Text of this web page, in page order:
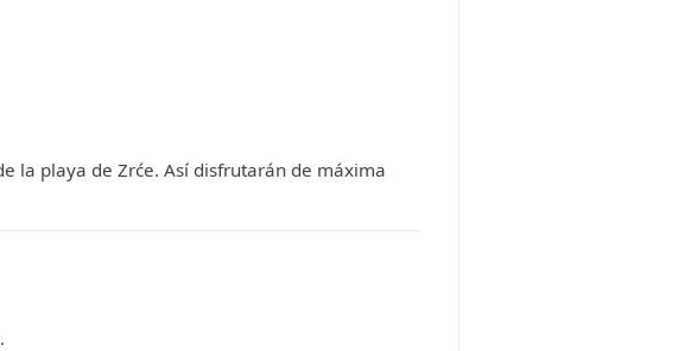
la playa de Zrće. Así disfrutarán de máxima